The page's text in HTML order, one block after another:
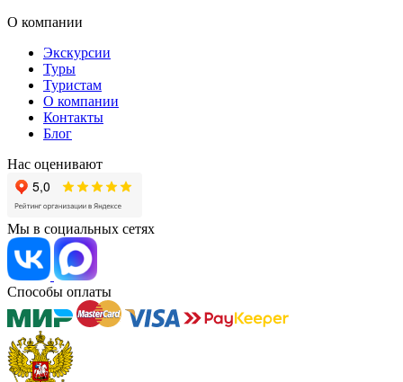
О компании
Экскурсии
Туры
Туристам
О компании
Контакты
Блог
Нас оценивают
Мы в социальных сетях
Способы оплаты